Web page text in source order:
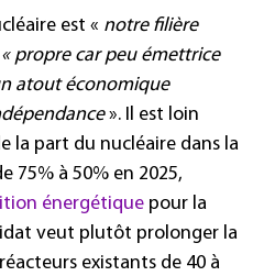
est « notre filière
« propre car peu émettrice
atout économique
». Il est loin
la part du nucléaire dans la
75% à 50% en 2025,
énergétique pour la
veut plutôt prolonger la
existants de 40 à